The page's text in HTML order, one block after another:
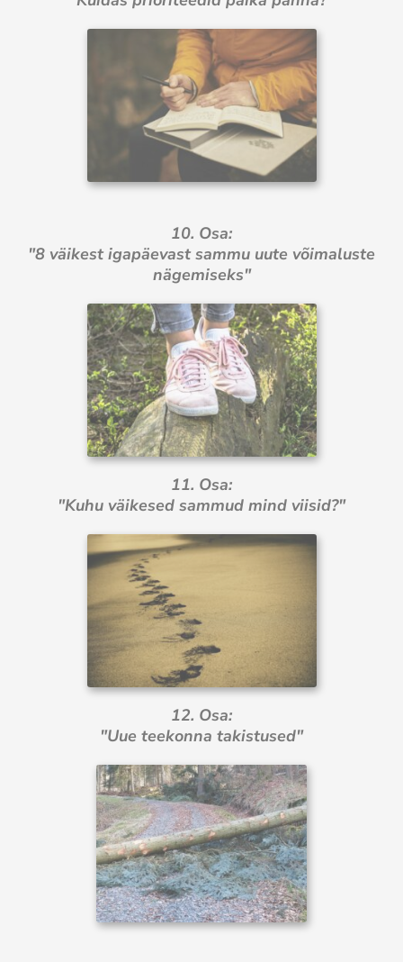
10. Osa:
"8 väikest igapäevast sammu uute võimaluste
nägemiseks"
11. Osa:
"Kuhu väikesed sammud mind viisid?"
12. Osa:
"Uue teekonna takistused"